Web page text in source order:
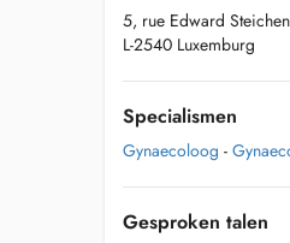
5, rue Edward
L-2540 Luxemburg
Specialismen
Gynaecoloog -
Gesproken talen